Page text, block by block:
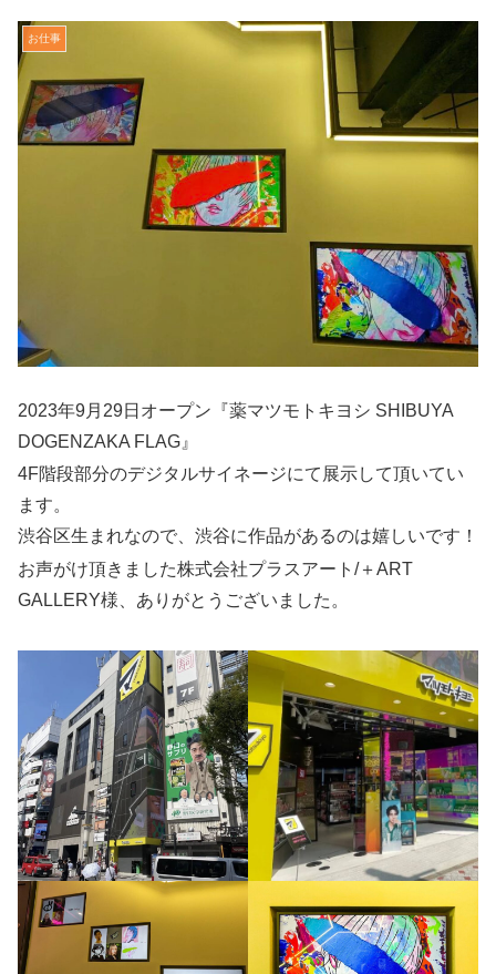
お仕事
2023年9月29日オープン『薬マツモトキヨシ SHIBUYA
DOGENZAKA FLAG』
4F階段部分のデジタルサイネージにて展示して頂いてい
ます。
渋谷区生まれなので、渋谷に作品があるのは嬉しいです！
お声がけ頂きました株式会社プラスアート/＋ART
GALLERY様、ありがとうございました。